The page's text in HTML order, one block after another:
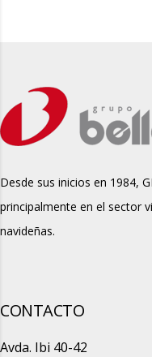
Desde sus inicios en 1984,
principalmente en el sector
navideñas.
CONTACTO
Avda. Ibi 40-42